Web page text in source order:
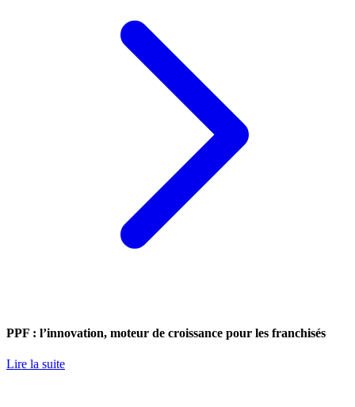
PPF : l’innovation, moteur de croissance pour les franchisés
Lire la suite